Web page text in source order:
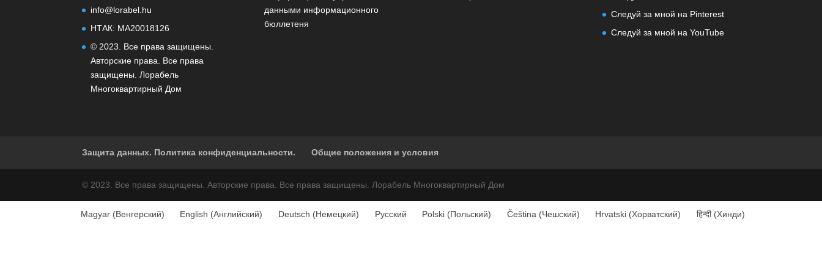
info@lorabel.hu
НТАК: MA20018126
© 2023. Все права защищены.
Авторские права. Все права
защищены. Лорабель
Многоквартирный Дом
данными информационного
бюллетеня
Следуй за мной на Pinterest
Следуй за мной на YouTube
Защита данных. Политика конфиденциальности. Общие положения и условия
© 2023. Все права защищены. Авторские права. Все права защищены. Лорабель Многоквартирный Дом
Magyar(Венгерский) English (Английский) Deutsch (Немецкий) Русский Polski (Польский) Čeština (Чешский) Hrvatski (Хорватский) हिन्दी(Хинди)